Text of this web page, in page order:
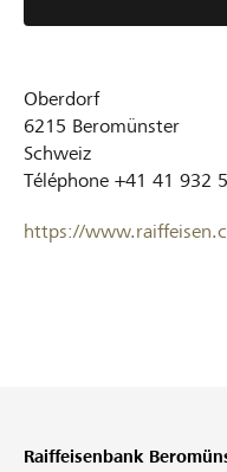
Oberdorf
6215 Beromünster
Schweiz
Téléphone +41 41 932
https://
Raiffeisenbank